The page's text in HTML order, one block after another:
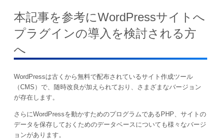
本記事を参考にWordPressサイトへ
プラグインの導入を検討される方
へ
WordPressは古くから無料で配布されているサイト作成ツール
（CMS）で、随時改良が加えられており、さまざまなバージョン
が存在します。
さらにWordPressを動かすためのプログラムであるPHP、サイトの
データを保存しておくためのデータベースについても様々なバージ
ョンがあります。